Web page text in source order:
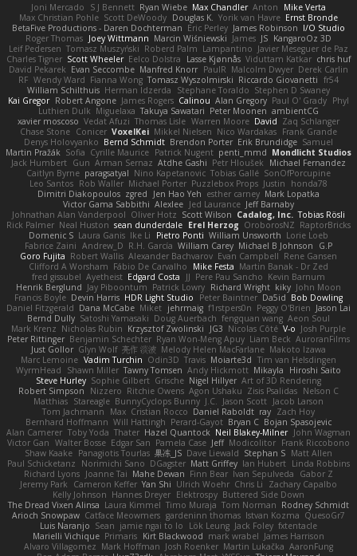
Joni Mercado S J Bennett Ryan Wiebe Max Chandler Anton
Mike Verta
Max Christian Pohle Scott DeWoody Douglas K. Yorik van Havre Ernst Bronde
BetaFive Productions - Daren Dochterman Eric Perley James Robinson I/O Studio
Roger Thomas Joey Wittmann Marcin Wiśniewski James JS KangaroOz 3D
Leif Pedersen Tomasz Muszyński Roberd Palm Lampantino Javier Meseguer de Paz
Charles Tigner Scott Wheeler Eelco Dolstra Lasse Kjønnås Viduttam Katkar chris huf
David Pekarek Evan Seccombe Manfred Knorr PaulR Malcolm Dwyer Derek Carlin
RF Wendy Ward Fianna Wong Tomasz Wyszolmirski Riccardo Giovanetti fr54
William Schilthuis Herman Idzerda Stephane Toraldo Stephen D Swaney
Kai Gregor Robert Angone James Rogers Calinou Alan Gregory Paul O' Grady Phyl
Luthien Dulk Miguelaxa Takuya Sawatari Peter Moonen ambientCG
xavier moscoso Vedat Afuzi Thomas Lisle Warren Moore David Zaq Schlanger
Chase Stone Conicer VoxelKei Mikkel Nielsen Nico Wardakas Frank Grande
Denys Holovyanko Bernd Schmidt Brendon Porter Erik Brundidge Samuel
Martin Pražák Sofia Cyrille Maurice Patrick Nugent penti_mmd Mondlicht Studios
Jack Humbert Gun Arman Sernaz Atdhe Gashi Petr Hloušek
Michael Fernandez
Caitlyn Byrne paragsatyal Nino Kapetanovic Tobias Gallé SonOfPorcupine
Leo Santos Rob Waller Michael Porter Puzzlebox Props Justin
honda78
Dimitri Diakopoulos zgred Jen Hao Yeh esther carney Mark Lopatka
Victor Gama Sabbithi Alexlee Jed Laurance Jeff Barnaby
Johnathan Alan Vanderpool Oliver Hotz Scott Wilson Cadalog, Inc. Tobias Rösli
Rick Palmer Neal Huston sean dunderdale Erel Herzog OroborosNZ RaptorBricks
Domenic S Laura Ganis Ike Li Pietro Ponti William Unsworth Lorie Loeb
Fabrice Zaini Andrew_D R.H. García William Carey Michael B Johnson
G.P
Goro Fujita Robert Wallis Alexander Bachvarov Evan Campbell Rene Gansen
Clifford A Worsham Fábio De Carvalho Mike Festa Martin Banak - Dr Zed
fred gissubel Ayetheist Edgard Costa JJ Pere Pau Sancho Kevin Barnum
Henrik Berglund Jay Piboontum Patrick Lowry Richard Wright kiky John Moon
Francis Boyle Devin Harris HDR Light Studio Peter Baintner Da5id Bob Dowling
Daniel Fitzgerald Dana McCabe Miket jehrmaig f1rstpers0n Peggy O'Brien Jason Lai
Bernd Dully Satoshi Yamasaki Doug Auerbach fengquan wang Aeon Soul
Mark Krenz Nicholas Rubin Krzysztof Zwolinski JG3 Nicolas Côté V-o Josh Purple
Peter Rittinger Benjamin Schechter Ryan Won-Meng Apuy Liam Beck AuroranFilms
Just Gollor Glyn Wolf 亮作 淡波 Melody Helen MacFarlane Makoto Izawa
Marc Lemoine Vadim Turchin Odin3D Travis Moiarte3d Tim van Helsdingen
WyrmHead
Shawn Miller Tawny Tomsen Andy Hickmott Mikayla
Hiroshi Saito
Steve Hurley Sophie Gilbert Grische Nigel Hillyer Art of 3D Rendering
Robert Simpson
Nizzero Ritchie Owens Agon Ushaku Zisis Psalidas Nelson C
Matthias Stareagle BunnyCyclops Bunny J.C. Jason Scott Jacob Larson
Tom Jachmann
Max Cristian Rocco Daniel Raboldt ray Zach Hoy
Bernhard Hoffmann Will Hattingh Perard-Gayot Bryan C Bojan Spasojevic
Alan Camerer Toby Yoda Thater Hazel Quantock Neil Blakey-Milner John Wagman
Victor Gan Walter Bosse Edgar San Pamela Case Jeff Modicolitor Frank Riccobono
Shaw Kaake Panagiotis Tourlas 果冻_JS Dave Liewald Stephan S Matt Allen
Paul Schicketanz
Norimichi Sano DGagster Matt Griffey Ian Hubert Linda Robbins
Richard Lyons Joanne Tai Mahe Dewan Finn Bear Ivan Sepulveda
Gabor Z
Jeremy Park
Cameron Keffer Yan Shi Ulrich Woehr Chris Li
Zachary Capalbo
Kelly Johnson Hannes Dreyer Elektrospy Buttered Side Down
The Dread Vixen Alinsa Laura Kimmel Timo Muraja Tom Norman Rodney Schmidt
Arioch Snowpaw Catface Meowmers gardeninn thomas Istvan Kozma QuesoGr7
Luis Naranjo Sean jamie ngai to lo Lök Leung Jack Foley fxtentacle
Marielli Vichique Primaris Kirt Blackwood mark wrabel James Harrison
Alvaro Villagomez Mark Hoffman Josh Roenker Martin Lukačka AaronFung